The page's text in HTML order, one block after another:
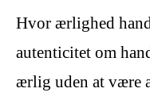
Hvor ærlighed
autenticitet om
ærlig uden at være